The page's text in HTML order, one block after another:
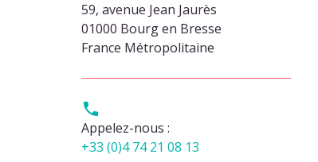
59, avenue Jean Jaurès
01000 Bourg en Bresse
France Métropolitaine

Appelez-nous :
+33 (0)4 74 21 08 13